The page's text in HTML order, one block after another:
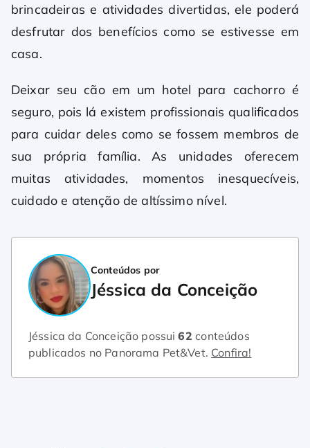
brincadeiras e atividades divertidas, ele poderá
desfrutar dos benefícios como se estivesse em
casa.
Deixar seu cão em um hotel para cachorro é
seguro, pois lá existem profissionais qualificados
para cuidar deles como se fossem membros de
sua própria família. As unidades oferecem
muitas atividades, momentos inesquecíveis,
cuidado e atenção de altíssimo nível.
Conteúdos por
Jéssica da Conceição
Jéssica da Conceição possui62 conteúdos
publicados no Panorama Pet&Vet. Confira!